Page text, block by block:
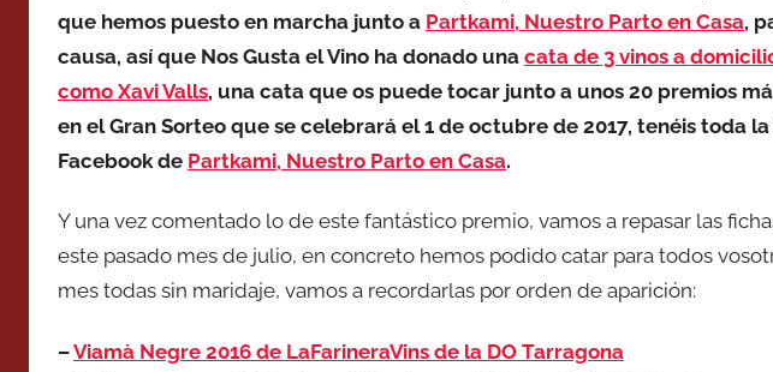
que hemos puesto en marcha junto a Partkami, Nuestro Parto en Casa,
causa, así que Nos Gusta el Vino ha donado una cata de 3 vinos a
como Xavi Valls, una cata que os puede tocar junto a unos 20 premios
en el Gran Sorteo que se celebrará el 1 de octubre de 2017, tenéis toda
Facebook de Partkami, Nuestro Parto en Casa.
Y una vez comentado lo de este fantástico premio, vamos a repasar las
este pasado mes de julio, en concreto hemos podido catar para todos
mes todas sin maridaje, vamos a recordarlas por orden de aparición:
–Viamà Negre 2016 de LaFarineraVins de la DO Tarragona